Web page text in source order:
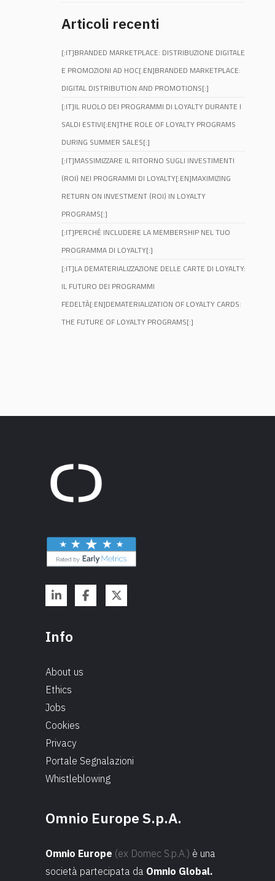
Articoli recenti
[:IT]BRANDED MARKETPLACE: DISTRIBUZIONE DIGITALE
E PROMOZIONI AD HOC[:EN]BRANDED MARKETPLACE:
DIGITAL DISTRIBUTION AND PROMOTIONS[:]
[:IT]IL RUOLO DEI PROGRAMMI DI LOYALTY DURANTE I
SALDI ESTIVI[:EN]THE ROLE OF LOYALTY PROGRAMS
DURING SUMMER SALES[:]
[:IT]MASSIMIZZARE IL RITORNO SUGLI INVESTIMENTI
(ROI) NEI PROGRAMMI DI LOYALTY[:EN]MAXIMIZING
RETURN ON INVESTMENT (ROI) IN LOYALTY
PROGRAMS[:]
[:IT]PERCHÉ INCLUDERE LA MEMBERSHIP NEL TUO
PROGRAMMA DI LOYALTY[:]
[:IT]LA DEMATERIALIZZAZIONE DELLE CARTE DI LOYALTY:
IL FUTURO DEI PROGRAMMI
FEDELTÀ[:EN]DEMATERIALIZATION OF LOYALTY CARDS:
THE FUTURE OF LOYALTY PROGRAMS[:]
Info
About us
Ethics
Jobs
Cookies
Privacy
Portale Segnalazioni
Whistleblowing
Omnio Europe S.p.A.
Omnio Europe (ex Domec S.p.A.) è una
società partecipata da Omnio Global.